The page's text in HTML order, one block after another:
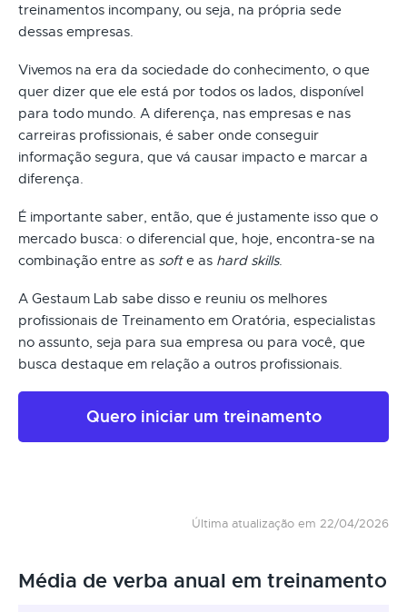
treinamentos incompany, ou seja, na própria sede
dessas empresas.
Vivemos na era da sociedade do conhecimento, o que
quer dizer que ele está por todos os lados, disponível
para todo mundo. A diferença, nas empresas e nas
carreiras profissionais, é saber onde conseguir
informação segura, que vá causar impacto e marcar a
diferença.
É importante saber, então, que é justamente isso que o
mercado busca: o diferencial que, hoje, encontra-se na
combinação entre as softe as hard skills.
A Gestaum Lab sabe disso e reuniu os melhores
profissionais de Treinamento em Oratória, especialistas
no assunto, seja para sua empresa ou para você, que
busca destaque em relação a outros profissionais.
Quero iniciar um treinamento
Última atualização em 22/04/2026
Média de verba anual em treinamento